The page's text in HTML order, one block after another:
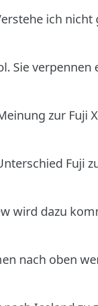
ich nicht
Sie verpennen
zur Fuji
Fuji
wird dazu
nach oben